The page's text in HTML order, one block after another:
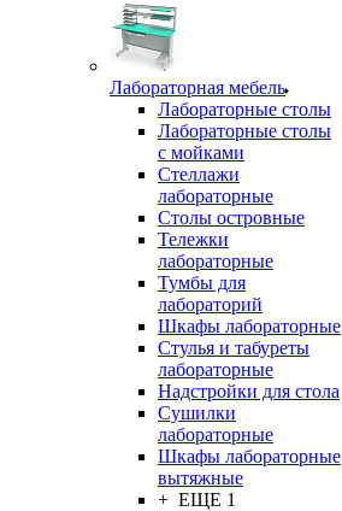
Лабораторная мебель
Лабораторные столы
Лабораторные столы
с мойками
Стеллажи
лабораторные
Столы островные
Тележки
лабораторные
Тумбы для
лабораторий
Шкафы лабораторные
Стулья и табуреты
лабораторные
Надстройки для стола
Сушилки
лабораторные
Шкафы лабораторные
вытяжные
+ ЕЩЕ 1